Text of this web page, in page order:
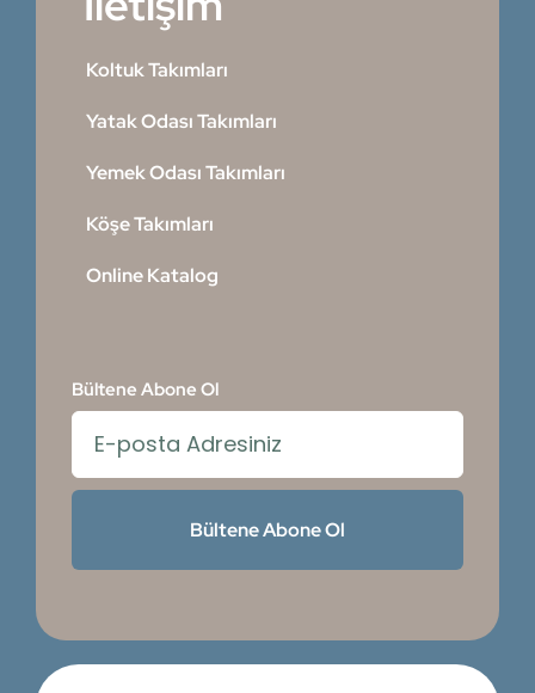
Koltuk Takımları
Yatak Odası Takımları
Yemek Odası Takımları
Köşe Takımları
Online Katalog
Bültene Abone Ol
Bültene Abone Ol